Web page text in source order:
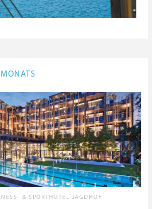
& SPORTHOTEL JAGDHOF